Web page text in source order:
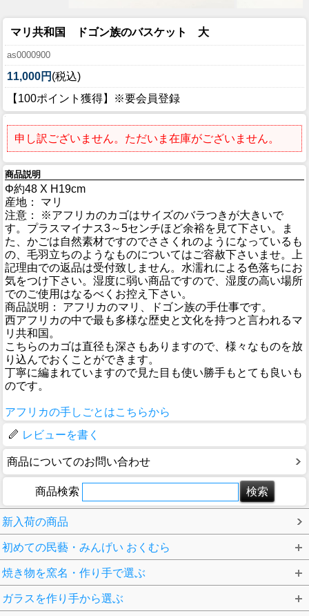
マリ共和国 ドゴン族のバスケット 大
as0000900
11,000円 (税込)
【100ポイント獲得】※要会員登録
申し訳ございません。ただいま在庫がございません。
商品説明
Φ約48 X H19cm
産地： マリ
注意： ※アフリカのカゴはサイズのバラつきが大きいで
す。プラスマイナス3～5センチほど余裕を見て下さい。ま
た、かごは自然素材ですのでささくれのようになっているも
の、毛羽立ちのようなものについてはご容赦下さいませ。上
記理由での返品は受付致しません。水濡れによる色落ちにお
気をつけ下さい。湿度に弱い商品ですので、湿度の高い場所
でのご使用はなるべくお控え下さい。
商品説明： アフリカのマリ、ドゴン族の手仕事です。
西アフリカの中で最も多様な歴史と文化を持つと言われるマ
リ共和国。
こちらのカゴは直径も深さもありますので、様々なものを放
り込んでおくことができます。
丁寧に編まれていますので見た目も使い勝手もとても良いも
のです。
アフリカの手しごとはこちらから
レビューを書く
商品についてのお問い合わせ
商品検索
新入荷の商品
初めての民藝・みんげい おくむら
焼き物を窯名・作り手で選ぶ
ガラスを作り手から選ぶ